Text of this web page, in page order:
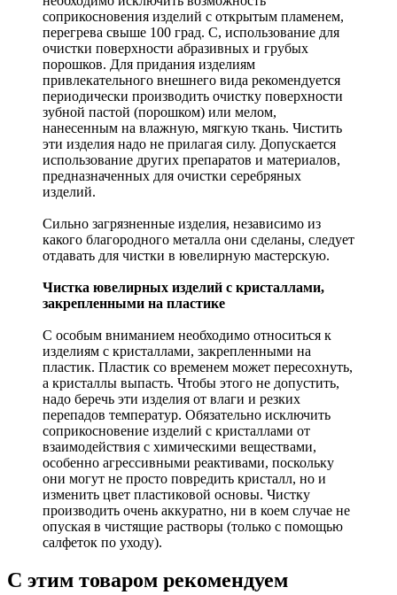
соприкосновения изделий с открытым пламенем,
перегрева свыше 100 град. С, использование для
очистки поверхности абразивных и грубых
порошков. Для придания изделиям
привлекательного внешнего вида рекомендуется
периодически производить очистку поверхности
зубной пастой (порошком) или мелом,
нанесенным на влажную, мягкую ткань. Чистить
эти изделия надо не прилагая силу. Допускается
использование других препаратов и материалов,
предназначенных для очистки серебряных
изделий.
Сильно загрязненные изделия, независимо из
какого благородного металла они сделаны, следует
отдавать для чистки в ювелирную мастерскую.
Чистка ювелирных изделий с кристаллами,
закрепленными на пластике
С особым вниманием необходимо относиться к
изделиям с кристаллами, закрепленными на
пластик. Пластик со временем может пересохнуть,
а кристаллы выпасть. Чтобы этого не допустить,
надо беречь эти изделия от влаги и резких
перепадов температур. Обязательно исключить
соприкосновение изделий с кристаллами от
взаимодействия с химическими веществами,
особенно агрессивными реактивами, поскольку
они могут не просто повредить кристалл, но и
изменить цвет пластиковой основы. Чистку
производить очень аккуратно, ни в коем случае не
опуская в чистящие растворы (только с помощью
салфеток по уходу).
С этим товаром рекомендуем